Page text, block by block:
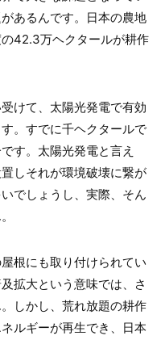
あるんです。日本の農地
42.3万ヘクタールが耕作
けて、太陽光発電で有効
。すでに千ヘクタールで
す。太陽光発電と言え
しそれが環境破壊に繋が
でしょうし、実際、そん
根にも取り付けられてい
拡大という意味では、さ
しかし、荒れ放題の耕作
ルギーが再生でき、日本